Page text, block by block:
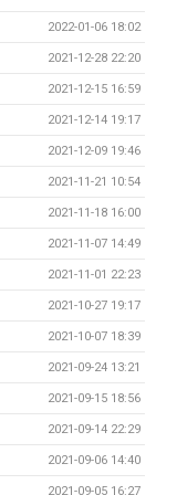
2022-01-06 18:02
2021-12-28 22:20
2021-12-15 16:59
2021-12-14 19:17
2021-12-09 19:46
2021-11-21 10:54
2021-11-18 16:00
2021-11-07 14:49
2021-11-01 22:23
2021-10-27 19:17
2021-10-07 18:39
2021-09-24 13:21
2021-09-15 18:56
2021-09-14 22:29
2021-09-06 14:40
2021-09-05 16:27